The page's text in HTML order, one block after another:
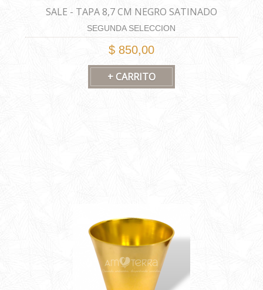
SALE - TAPA 8,7 CM NEGRO SATINADO
SEGUNDA SELECCION
$ 850,00